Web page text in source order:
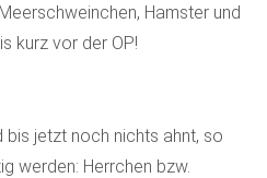
Hamster und
kurz vor der OP!
bis jetzt noch nichts ahnt, so
werden: Herrchen bzw.